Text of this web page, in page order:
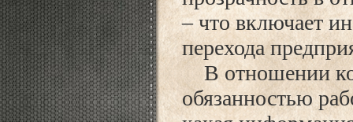
– что включает
перехода
В отношении
обязанностью